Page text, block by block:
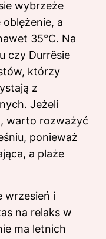
wybrzeże
a
35°C. Na
czy Durrësie
którzy
z
Jeżeli
warto rozważyć
ponieważ
a plaże
wrzesień i
na relaks w
ma letnich